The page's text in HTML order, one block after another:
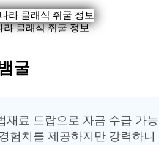
라 클래식 쥐굴 정보
굴
재료 드랍으로 자금 수급 가능
험치를 제공하지만 강력하니